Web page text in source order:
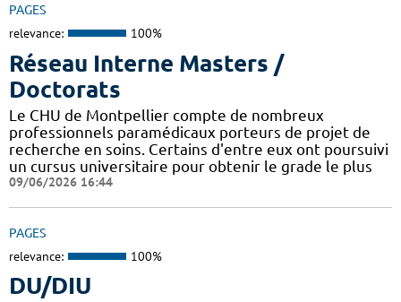
PAGES
relevance: 100%
Réseau Interne Masters /
Doctorats
Le CHU de Montpellier compte de nombreux
professionnels paramédicaux porteurs de projet de
recherche en soins. Certains d'entre eux ont poursuivi
un cursus universitaire pour obtenir le grade le plus
09/06/2026 16:44
PAGES
relevance: 100%
DU/DIU